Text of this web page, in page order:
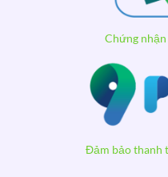
Chứng nhận
Đảm bảo thanh